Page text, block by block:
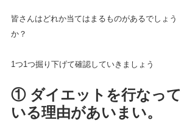
皆さんはどれか当てはまるものがあるでしょう
か？
1つ1つ掘り下げて確認していきましょう
① ダイエットを行なって
いる理由があいまい。